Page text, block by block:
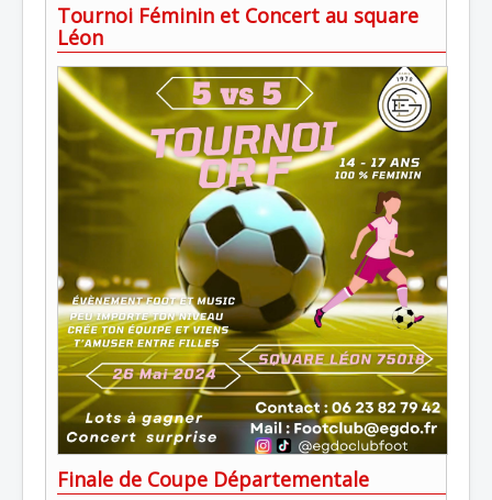
Tournoi Féminin et Concert au square
Léon
Finale de Coupe Départementale